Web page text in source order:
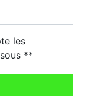
les
**